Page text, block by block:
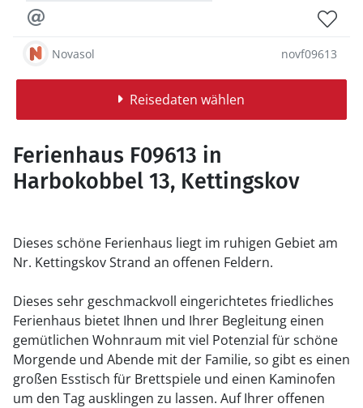
Novasol novf09613
Reisedaten wählen
Ferienhaus F09613 in
Harbokobbel 13, Kettingskov
Dieses schöne Ferienhaus liegt im ruhigen Gebiet am
Nr. Kettingskov Strand an offenen Feldern.
Dieses sehr geschmackvoll eingerichtetes friedliches
Ferienhaus bietet Ihnen und Ihrer Begleitung einen
gemütlichen Wohnraum mit viel Potenzial für schöne
Morgende und Abende mit der Familie, so gibt es einen
großen Esstisch für Brettspiele und einen Kaminofen
um den Tag ausklingen zu lassen. Auf Ihrer offenen